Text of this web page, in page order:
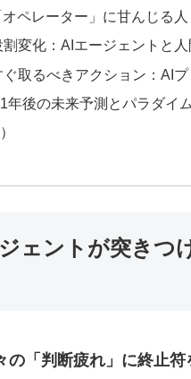
ペレーター」に甘んじる人
変化：AIエージェントと
ぐ取るべきアクション：AI
年後の未来予測とパラダイ
ェントが突きつ
「判断疲れ」に終止符